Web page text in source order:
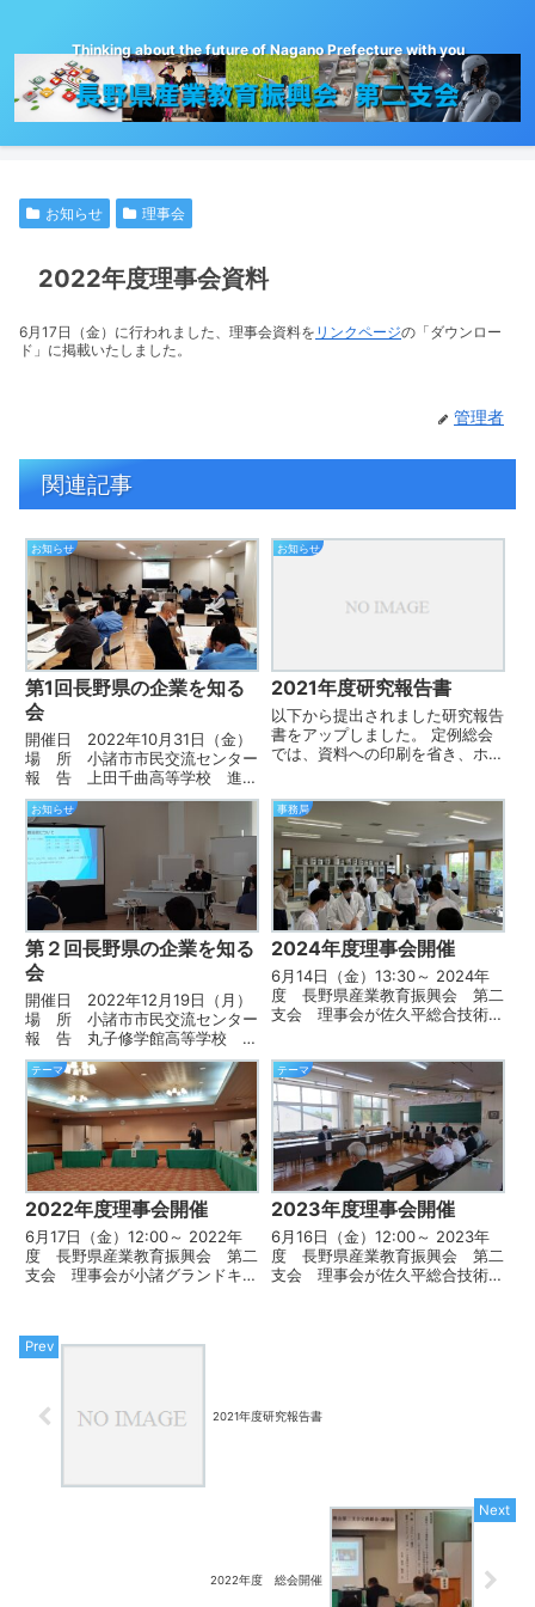
Thinking about the future of Nagano Prefecture with you
お知らせ 理事会
2022年度理事会資料
6月17日（金）に行われました、理事会資料を リンクページの「ダウンロー
ド」に掲載いたしました。
管理者
関連記事
お知らせ
第1回長野県の企業を知る
会
開催日 2022年10月31日（金）
場 所 小諸市市民交流センター
報 告 上田千曲高等学校 進路
指導主事 葉勢森 篤 先生
「上田千曲高校の進路
状況とキャリア教育について」
（有）東郷商事 常務
鈴木 永 様 ...
お知らせ
2021年度研究報告書
以下から提出されました研究報告
書をアップしました。 定例総会
では、資料への印刷を省き、ホー
お知らせ
第２回長野県の企業を知る
会
開催日 2022年12月19日（月）
場 所 小諸市市民交流センター
報 告 丸子修学館高等学校 進
路指導主事 遠藤 博史 先生
「丸子修学館高校の就
職状況について」
（株）佐久印刷所 常務 臼田
大介 様 「新...
事務局
2024年度理事会開催
6月14日（金）13:30～ 2024年
度 長野県産業教育振興会 第二
支会 理事会が佐久平総合技術高
には授業見学会を行いました。3
年生が自分自身で課題を設定し主
体的に研究を進めてい...
テーマ
2022年度理事会開催
6月17日（金）12:00～ 2022年
度 長野県産業教育振興会 第二
支会 理事会が小諸グランドキャ
校生側と企業側が直接相談ができ
る相談会と、企業側と学校教員が
テーマ
2023年度理事会開催
6月16日（金）12:00～ 2023年
度 長野県産業教育振興会 第二
支会 理事会が佐久平総合技術高
2021年度研究報告書
2022年度 総会開催